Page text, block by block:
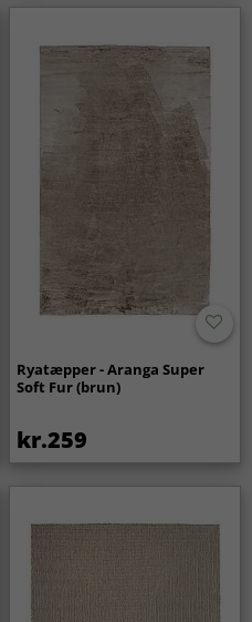
Ryatæpper - Aranga Super
Soft Fur (brun)
kr.259